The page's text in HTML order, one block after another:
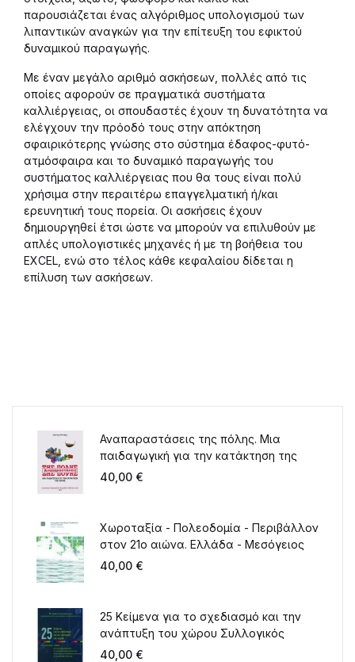
παρουσιάζεται ένας αλγόριθμος υπολογισμού των
λιπαντικών αναγκών για την επίτευξη του εφικτού
δυναμικού παραγωγής.
Με έναν μεγάλο αριθμό ασκήσεων, πολλές από τις
οποίες αφορούν σε πραγματικά συστήματα
καλλιέργειας, οι σπουδαστές έχουν τη δυνατότητα να
ελέγχουν την πρόοδό τους στην απόκτηση
σφαιρικότερης γνώσης στο σύστημα έδαφος-φυτό-
ατμόσφαιρα και το δυναμικό παραγωγής του
συστήματος καλλιέργειας που θα τους είναι πολύ
χρήσιμα στην περαιτέρω επαγγελματική ή/και
ερευνητική τους πορεία. Οι ασκήσεις έχουν
δημιουργηθεί έτσι ώστε να μπορούν να επιλυθούν με
απλές υπολογιστικές μηχανές ή με τη βοήθεια του
EXCEL, ενώ στο τέλος κάθε κεφαλαίου δίδεται η
επίλυση των ασκήσεων.
Αναπαραστάσεις της πόλης. Μια
παιδαγωγική για την κατάκτηση της
πόλης
40,00 €
Χωροταξία - Πολεοδομία - Περιβάλλον
στον 21ο αιώνα. Ελλάδα - Μεσόγειος
40,00 €
25 Κείμενα για το σχεδιασμό και την
ανάπτυξη του χώρου Συλλογικός
τόμος για τα 20 χρόνια λειτουργίας
40,00 €